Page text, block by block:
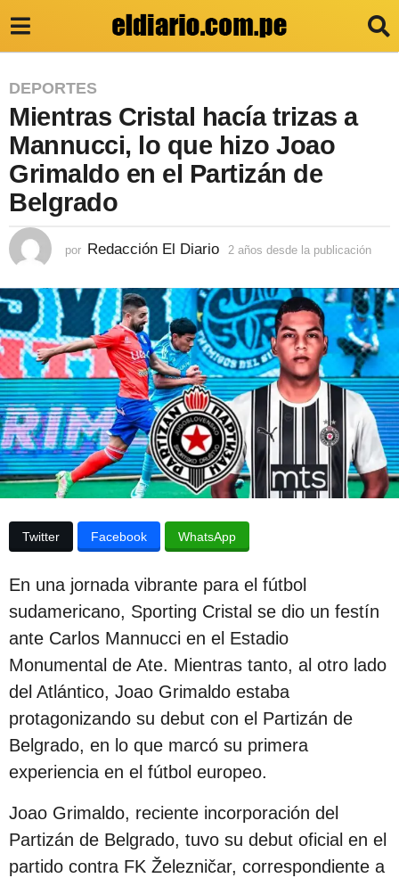
2
a
ñ
o
s
e
d
e
l
a
p
u
b
l
c
i
ó
n
2
a
ñ
o
s
d
e
DEPORTES
Mientras Cristal hacía trizas a
Mannucci, lo que hizo Joao
Grimaldo en el Partizán de
Belgrado
por Redacción El Diario 2 años desde la publicación
o
s
d
e
s
d
e
l
a
p
u
b
ó
n
Twitter Facebook WhatsApp
En una jornada vibrante para el fútbol
sudamericano, Sporting Cristal se dio un festín
ante Carlos Mannucci en el Estadio
Monumental de Ate. Mientras tanto, al otro lado
del Atlántico, Joao Grimaldo estaba
protagonizando su debut con el Partizán de
Belgrado, en lo que marcó su primera
experiencia en el fútbol europeo.
Joao Grimaldo, reciente incorporación del
Partizán de Belgrado, tuvo su debut oficial en el
partido contra FK Železničar, correspondiente a